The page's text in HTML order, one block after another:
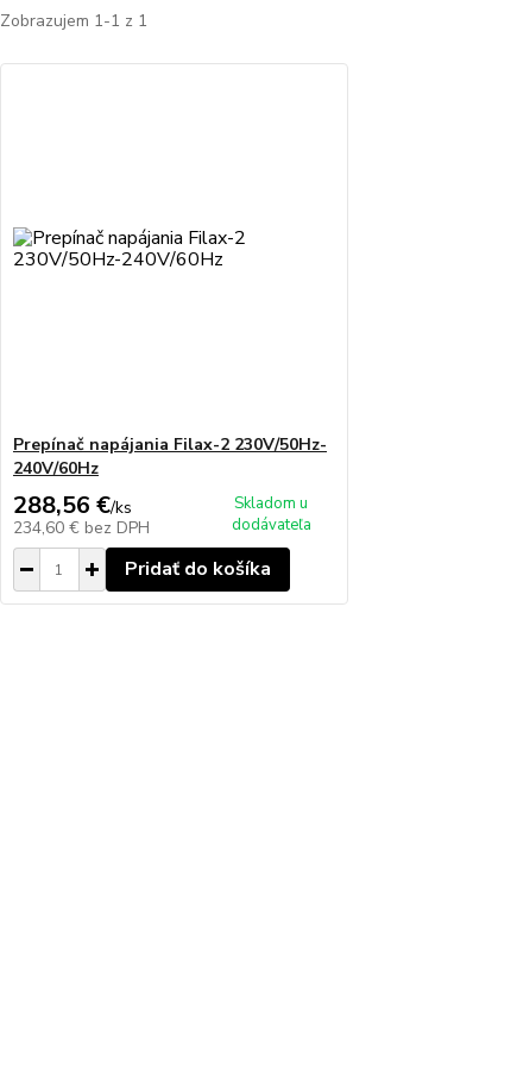
Zobrazujem 1-1 z 1
Prepínač napájania Filax-2 230V/50Hz-
240V/60Hz
288,56 €/ks
234,60 € bez DPH
Skladom u
dodávateľa
Pridať do košíka